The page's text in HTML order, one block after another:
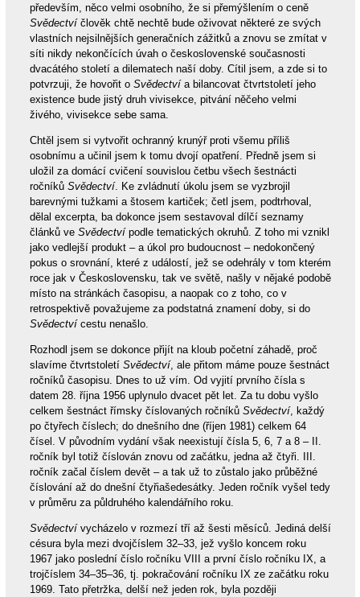
především, něco velmi osobního, že si přemýšlením o ceně
Svědectvíčlověk chtě nechtě bude oživovat některé ze svých
vlastních nejsilnějších generačních zážitků a znovu se zmítat v
síti nikdy nekončících úvah o československé současnosti
dvacátého století a dilematech naší doby. Cítil jsem, a zde si to
potvrzuji, že hovořit o Svědectvía bilancovat čtvrtstoletí jeho
existence bude jistý druh vivisekce, pitvání něčeho velmi
živého, vivisekce sebe sama.
Chtěl jsem si vytvořit ochranný krunýř proti všemu příliš
osobnímu a učinil jsem k tomu dvojí opatření. Předně jsem si
uložil za domácí cvičení souvislou četbu všech šestnácti
ročníků Svědectví. Ke zvládnutí úkolu jsem se vyzbrojil
barevnými tužkami a štosem kartiček; četl jsem, podtrhoval,
dělal excerpta, ba dokonce jsem sestavoval dílčí seznamy
článků ve Svědectvípodle tematických okruhů. Z toho mi vznikl
jako vedlejší produkt – a úkol pro budoucnost – nedokončený
pokus o srovnání, které z událostí, jež se odehrály v tom kterém
roce jak v Československu, tak ve světě, našly v nějaké podobě
místo na stránkách časopisu, a naopak co z toho, co v
retrospektivě považujeme za podstatná znamení doby, si do
Svědectvícestu nenašlo.
Rozhodl jsem se dokonce přijít na kloub početní záhadě, proč
slavíme čtvrtstoletí Svědectví, ale přitom máme pouze šestnáct
ročníků časopisu. Dnes to už vím. Od vyjití prvního čísla s
datem 28. října 1956 uplynulo dvacet pět let. Za tu dobu vyšlo
celkem šestnáct římsky číslovaných ročníků Svědectví, každý
po čtyřech číslech; do dnešního dne (říjen 1981) celkem 64
čísel. V původním vydání však neexistují čísla 5, 6, 7 a 8 – II.
ročník byl totiž číslován znovu od začátku, jedna až čtyři. III.
ročník začal číslem devět – a tak už to zůstalo jako průběžné
číslování až do dnešní čtyřiašedesátky. Jeden ročník vyšel tedy
v průměru za půldruhého kalendářního roku.
Svědectvívycházelo v rozmezí tří až šesti měsíců. Jediná delší
césura byla mezi dvojčíslem 32–33, jež vyšlo koncem roku
1967 jako poslední číslo ročníku VIII a první číslo ročníku IX, a
trojčíslem 34–35–36, tj. pokračování ročníku IX ze začátku roku
1969. Tato přetržka, delší než jeden rok, byla později